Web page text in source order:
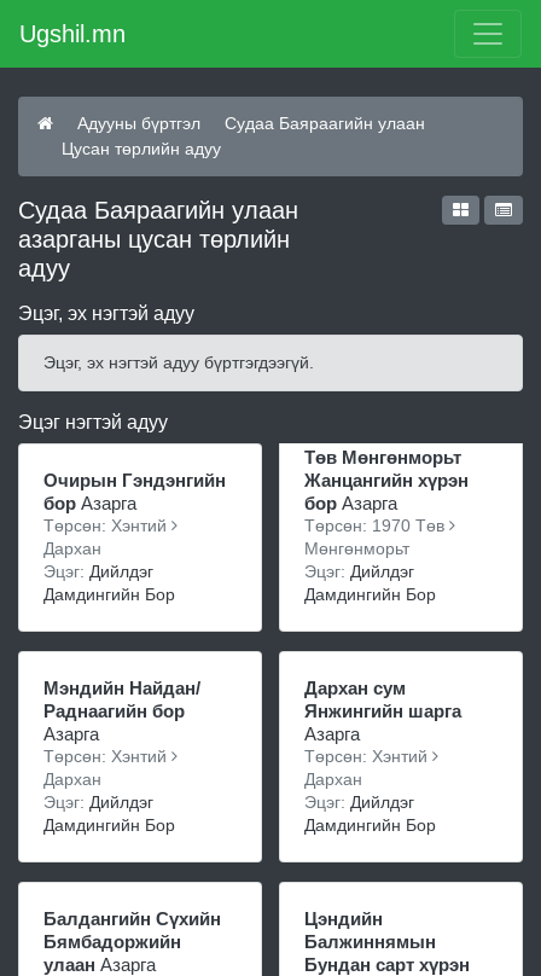
Ugshil.mn
Адууны бүртгэл
Судаа Баяраагийн улаан
Цусан төрлийн адуу
Судаа Баяраагийн улаан
азарганы цусан төрлийн
адуу
Эцэг, эх нэгтэй адуу
Эцэг, эх нэгтэй адуу бүртгэгдээгүй.
Эцэг нэгтэй адуу
Очирын Гэндэнгийн
бор Азарга
Төрсөн: Хэнтий
Дархан
Эцэг: Дийлдэг
Дамдингийн Бор
Мэндийн Найдан/
Раднаагийн бор
Азарга
Төрсөн: Хэнтий
Дархан
Эцэг: Дийлдэг
Дамдингийн Бор
Балдангийн Сүхийн
Бямбадоржийн
улаан Азарга
Төв Мөнгөнморьт
Жанцангийн хүрэн
бор Азарга
Төрсөн: 1970 Төв
Мөнгөнморьт
Эцэг: Дийлдэг
Дамдингийн Бор
Дархан сум
Янжингийн шарга
Азарга
Төрсөн: Хэнтий
Дархан
Эцэг: Дийлдэг
Дамдингийн Бор
Цэндийн
Балжиннямын
Бундан сарт хүрэн